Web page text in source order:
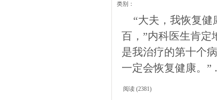
类别：
“大夫，我恢复健
百，”内科医生肯定
是我治疗的第十个
一定会恢复健康。”
阅读 (2381)